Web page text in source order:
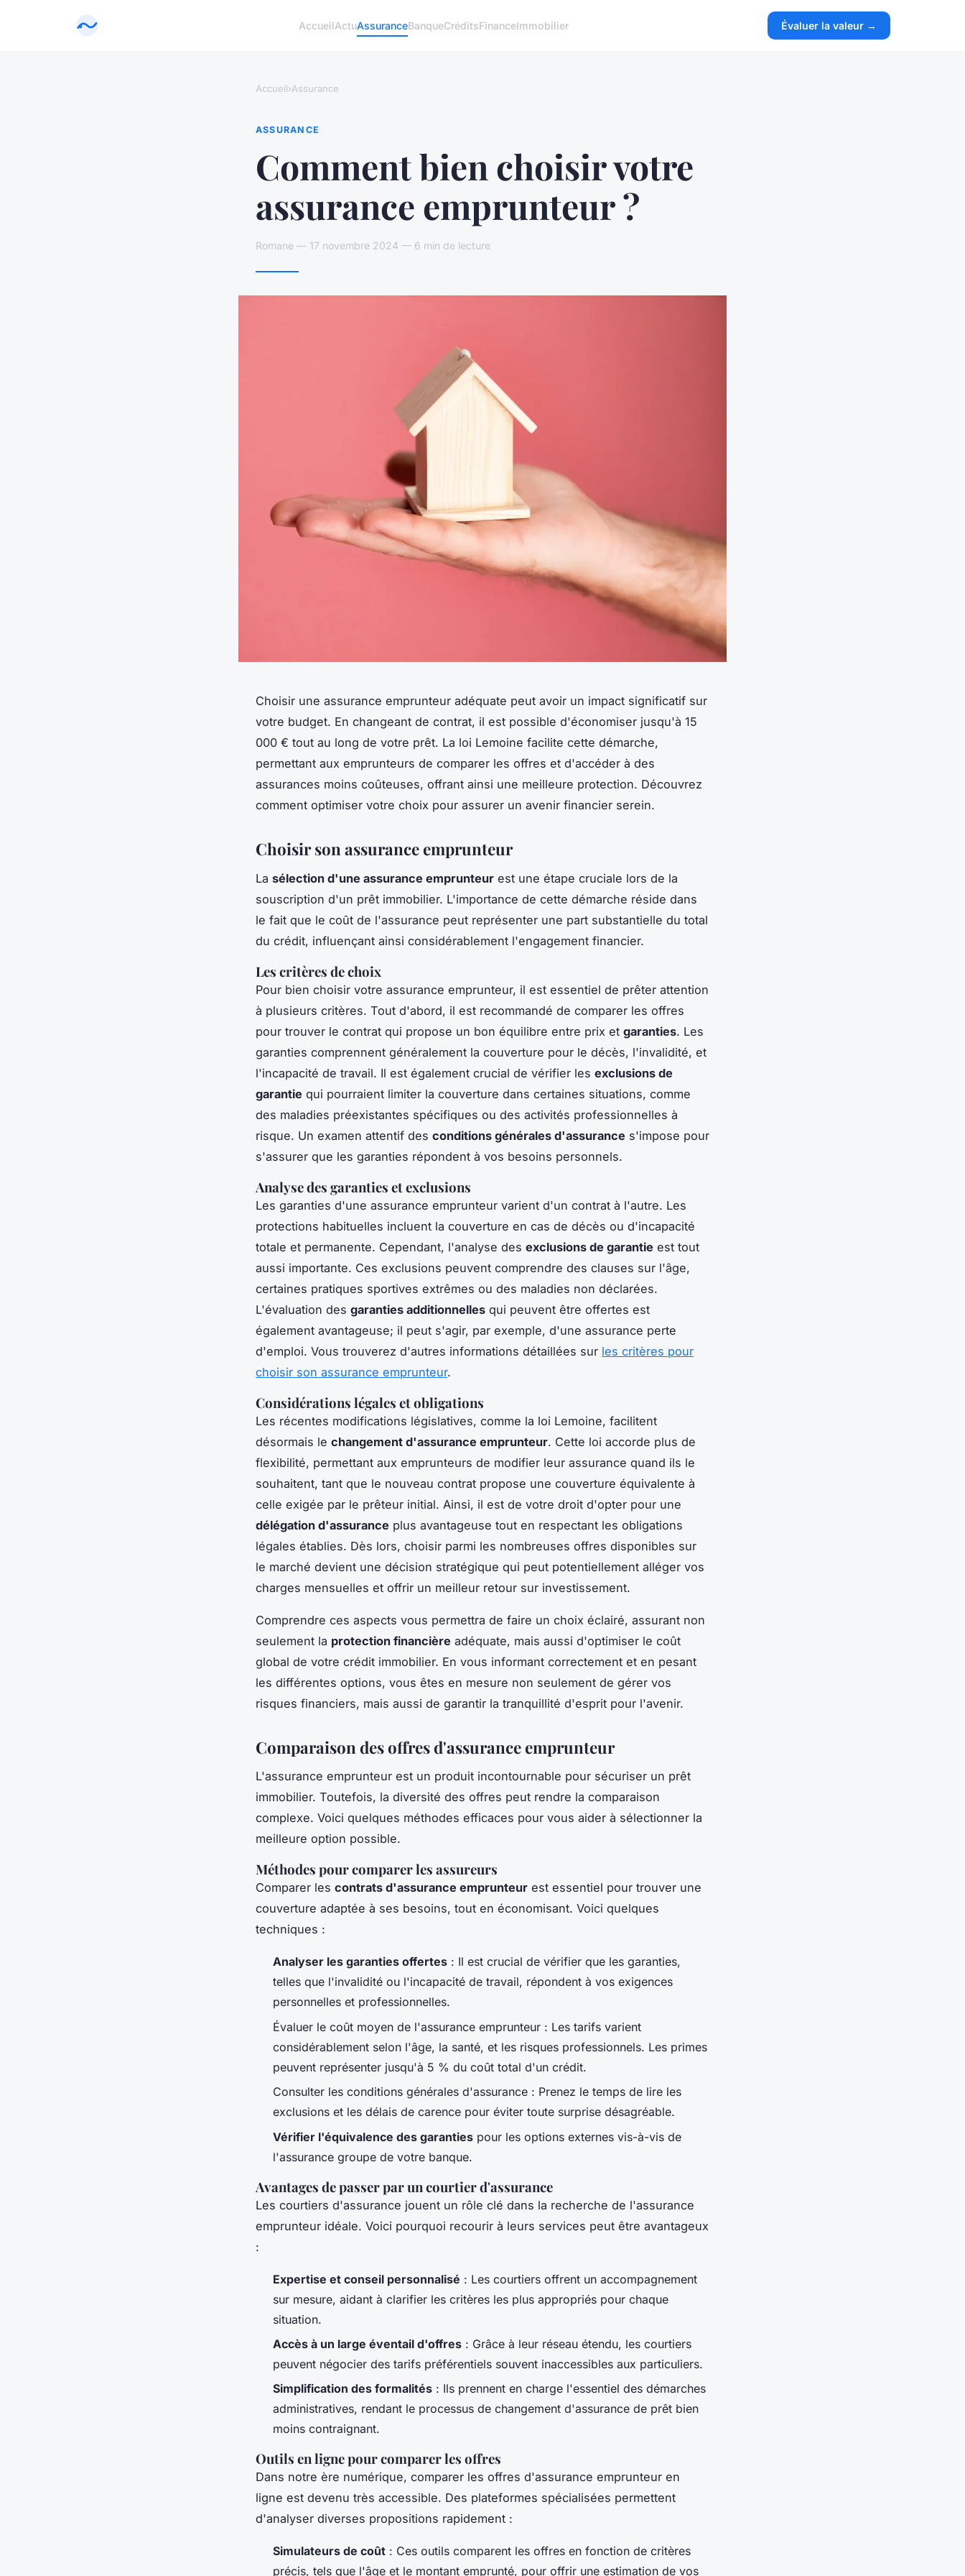
AccueilActuAssuranceBanqueCréditsFinanceImmobilier Évaluer la valeur →
Accueil›Assurance
ASSURANCE
Comment bien choisir votre
assurance emprunteur ?
Romane — 17 novembre 2024 — 6 min de lecture
Choisir une assurance emprunteur adéquate peut avoir un impact significatif sur
votre budget. En changeant de contrat, il est possible d'économiser jusqu'à 15
000 € tout au long de votre prêt. La loi Lemoine facilite cette démarche,
permettant aux emprunteurs de comparer les offres et d'accéder à des
assurances moins coûteuses, offrant ainsi une meilleure protection. Découvrez
comment optimiser votre choix pour assurer un avenir financier serein.
Choisir son assurance emprunteur
La sélection d'une assurance emprunteur est une étape cruciale lors de la
souscription d'un prêt immobilier. L'importance de cette démarche réside dans
le fait que le coût de l'assurance peut représenter une part substantielle du total
du crédit, influençant ainsi considérablement l'engagement financier.
Les critères de choix
Pour bien choisir votre assurance emprunteur, il est essentiel de prêter attention
à plusieurs critères. Tout d'abord, il est recommandé de comparer les offres
pour trouver le contrat qui propose un bon équilibre entre prix et garanties. Les
garanties comprennent généralement la couverture pour le décès, l'invalidité, et
l'incapacité de travail. Il est également crucial de vérifier les exclusions de
garantie qui pourraient limiter la couverture dans certaines situations, comme
des maladies préexistantes spécifiques ou des activités professionnelles à
risque. Un examen attentif des conditions générales d'assurance s'impose pour
s'assurer que les garanties répondent à vos besoins personnels.
Analyse des garanties et exclusions
Les garanties d'une assurance emprunteur varient d'un contrat à l'autre. Les
protections habituelles incluent la couverture en cas de décès ou d'incapacité
totale et permanente. Cependant, l'analyse des exclusions de garantie est tout
aussi importante. Ces exclusions peuvent comprendre des clauses sur l'âge,
certaines pratiques sportives extrêmes ou des maladies non déclarées.
L'évaluation des garanties additionnelles qui peuvent être offertes est
également avantageuse; il peut s'agir, par exemple, d'une assurance perte
d'emploi. Vous trouverez d'autres informations détaillées sur les critères pour
choisir son assurance emprunteur.
Considérations légales et obligations
Les récentes modifications législatives, comme la loi Lemoine, facilitent
désormais le changement d'assurance emprunteur. Cette loi accorde plus de
flexibilité, permettant aux emprunteurs de modifier leur assurance quand ils le
souhaitent, tant que le nouveau contrat propose une couverture équivalente à
celle exigée par le prêteur initial. Ainsi, il est de votre droit d'opter pour une
délégation d'assurance plus avantageuse tout en respectant les obligations
légales établies. Dès lors, choisir parmi les nombreuses offres disponibles sur
le marché devient une décision stratégique qui peut potentiellement alléger vos
charges mensuelles et offrir un meilleur retour sur investissement.
Comprendre ces aspects vous permettra de faire un choix éclairé, assurant non
seulement la protection financière adéquate, mais aussi d'optimiser le coût
global de votre crédit immobilier. En vous informant correctement et en pesant
les différentes options, vous êtes en mesure non seulement de gérer vos
risques financiers, mais aussi de garantir la tranquillité d'esprit pour l'avenir.
Comparaison des offres d'assurance emprunteur
L'assurance emprunteur est un produit incontournable pour sécuriser un prêt
immobilier. Toutefois, la diversité des offres peut rendre la comparaison
complexe. Voici quelques méthodes efficaces pour vous aider à sélectionner la
meilleure option possible.
Méthodes pour comparer les assureurs
Comparer les contrats d'assurance emprunteur est essentiel pour trouver une
couverture adaptée à ses besoins, tout en économisant. Voici quelques
techniques :
Analyser les garanties offertes : Il est crucial de vérifier que les garanties,
telles que l'invalidité ou l'incapacité de travail, répondent à vos exigences
personnelles et professionnelles.
Évaluer le coût moyen de l'assurance emprunteur : Les tarifs varient
considérablement selon l'âge, la santé, et les risques professionnels. Les primes
peuvent représenter jusqu'à 5 % du coût total d'un crédit.
Consulter les conditions générales d'assurance : Prenez le temps de lire les
exclusions et les délais de carence pour éviter toute surprise désagréable.
Vérifier l'équivalence des garanties pour les options externes vis-à-vis de
l'assurance groupe de votre banque.
Avantages de passer par un courtier d'assurance
Les courtiers d'assurance jouent un rôle clé dans la recherche de l'assurance
emprunteur idéale. Voici pourquoi recourir à leurs services peut être avantageux
:
Expertise et conseil personnalisé : Les courtiers offrent un accompagnement
sur mesure, aidant à clarifier les critères les plus appropriés pour chaque
situation.
Accès à un large éventail d'offres : Grâce à leur réseau étendu, les courtiers
peuvent négocier des tarifs préférentiels souvent inaccessibles aux particuliers.
Simplification des formalités : Ils prennent en charge l'essentiel des démarches
administratives, rendant le processus de changement d'assurance de prêt bien
moins contraignant.
Outils en ligne pour comparer les offres
Dans notre ère numérique, comparer les offres d'assurance emprunteur en
ligne est devenu très accessible. Des plateformes spécialisées permettent
d'analyser diverses propositions rapidement :
Simulateurs de coût : Ces outils comparent les offres en fonction de critères
précis, tels que l'âge et le montant emprunté, pour offrir une estimation de vos